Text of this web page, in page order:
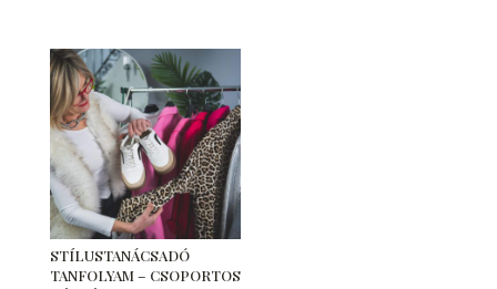
170
000 Ft
STÍLUSTANÁCSADÓ
TANFOLYAM – CSOPORTOS